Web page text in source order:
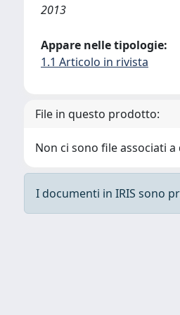
2013
Appare nelle tipologie:
1.1 Articolo in rivista
File in questo prodotto:
Non ci sono file associati
I documenti in IRIS sono